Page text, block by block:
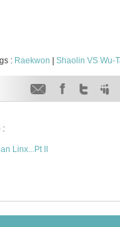
: Raekwon Shaolin VS Wu-
:
Linx...Pt II